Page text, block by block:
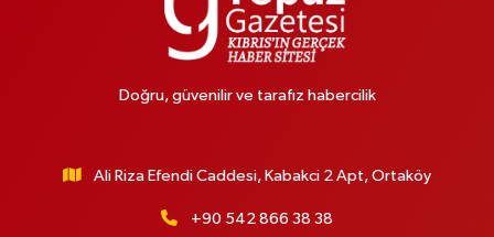
Doğru, güvenilir ve tarafız habercilik
Ali Riza Efendi Caddesi, Kabakci 2 Apt, Ortaköy
+90 542 866 38 38